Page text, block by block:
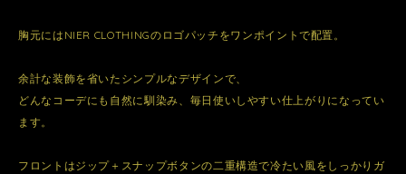
胸元にはNIER CLOTHINGのロゴパッチをワンポイントで配置。
余計な装飾を省いたシンプルなデザインで、
どんなコーデにも自然に馴染み、毎日使いしやすい仕上がりになってい
ます。
フロントはジップ＋スナップボタンの二重構造で冷たい風をしっかりガ